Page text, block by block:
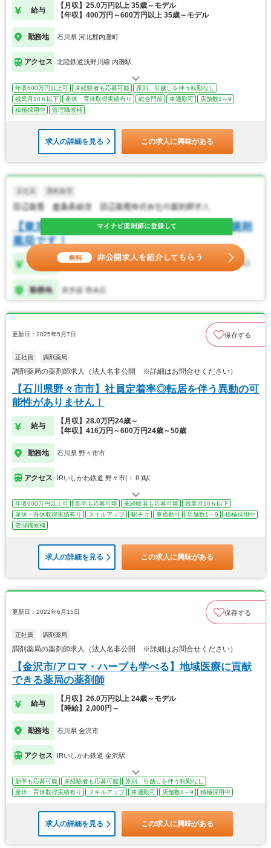
給与
【月収】25.0万円以上 35歳～モデル
【年収】400万円～600万円以上 35歳～モデル
勤務地 石川県 河北郡内灘町
アクセス 北陸鉄道浅野川線 内灘駅
年収600万円以上可 未経験者も応募可能
原則、引越しを伴う転勤なし
残業月10ｈ以下
産休・育休取得実績有り 総合門前 車通勤可
店舗数1～9
積極採用中
管理職候補
求人の詳細を見る この求人に興味がある
更新日：2025年5月7日 保存する
正社員 調剤薬局
調剤薬局の薬剤師求人（法人名非公開 ※詳細はお問合せください）
【石川県野々市市】社員定着率◎転居を伴う異動の可
能性がありません！
給与
【月収】28.0万円24歳～
【年収】416万円～600万円24歳～50歳
勤務地 石川県 野々市市
アクセス IRいしかわ鉄道 野々市(ＩＲ)駅
年収600万円以上可 新卒も応募可能 未経験者も応募可能
残業月10ｈ以下
産休・育休取得実績有り
スキルアップ 駅チカ 車通勤可 店舗数1～9
積極採用中
管理職候補
求人の詳細を見る この求人に興味がある
更新日：2022年6月15日 保存する
正社員 調剤薬局
調剤薬局の薬剤師求人（法人名非公開 ※詳細はお問合せください）
【金沢市/アロマ・ハーブも学べる】地域医療に貢献
できる薬局の薬剤師
給与
【月収】26.0万円以上 24歳～モデル
【時給】2,000円～
勤務地 石川県 金沢市
アクセス IRいしかわ鉄道 金沢駅
新卒も応募可能 未経験者も応募可能
原則、引越しを伴う転勤なし
産休・育休取得実績有り
スキルアップ 車通勤可 店舗数1～9 積極採用中
求人の詳細を見る この求人に興味がある